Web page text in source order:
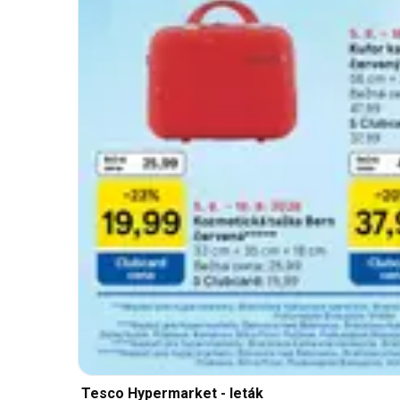
Tesco Hypermarket - leták